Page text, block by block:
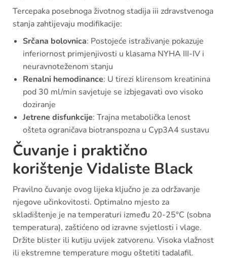
Tercepaka posebnoga životnog stadija iii zdravstvenoga
stanja zahtijevaju modifikacije:
Srčana bolovnica: Postojeće istraživanje pokazuje
inferiornost primjenjivosti u klasama NYHA III-IV i
neuravnoteženom stanju
Renalni hemodinance: U tirezi klirensom kreatinina
pod 30 ml/min savjetuje se izbjegavati ovo visoko
doziranje
Jetrene disfunkcije: Trajna metabolička lenost
ošteta ograničava biotranspozna u Cyp3A4 sustavu
Čuvanje i praktično
korištenje Vidaliste Black
Pravilno čuvanje ovog lijeka ključno je za održavanje
njegove učinkovitosti. Optimalno mjesto za
skladištenje je na temperaturi između 20-25°C (sobna
temperatura), zaštićeno od izravne svjetlosti i vlage.
Držite blister ili kutiju uvijek zatvorenu. Visoka vlažnost
ili ekstremne temperature mogu oštetiti tadalafil.